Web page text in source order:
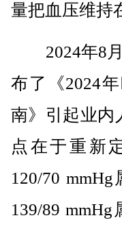
量把血压维持
2024年8月
布了《2024
南》引起业内
点在于重新
120/70
139/89